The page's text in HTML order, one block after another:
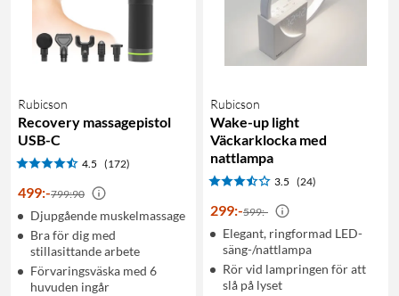
Rubicson
Recovery massagepistol
USB-C
4.5 (172)
499:-799:90
Djupgående muskelmassage
Bra för dig med
stillasittande arbete
Förvaringsväska med 6
huvuden ingår
Rubicson
Wake-up light
Väckarklocka med
nattlampa
3.5 (24)
299:-599:-
Elegant, ringformad LED-
säng-/nattlampa
Rör vid lampringen för att
slå på lyset